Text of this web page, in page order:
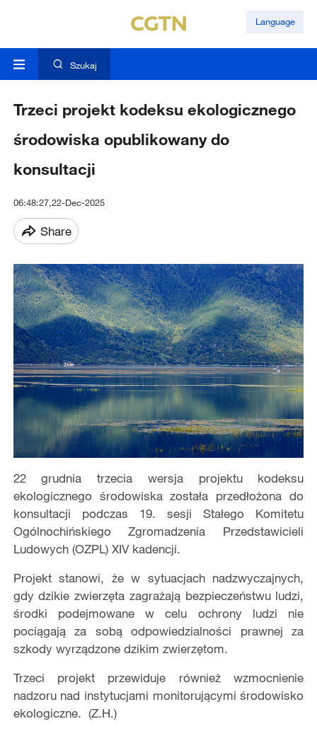
Language
Szukaj
Trzeci projekt kodeksu ekologicznego
środowiska opublikowany do
konsultacji
06:48:27,22-Dec-2025
Share
22 grudnia trzecia wersja projektu kodeksu
ekologicznego środowiska została przedłożona do
konsultacji podczas 19. sesji Stałego Komitetu
Ogólnochińskiego Zgromadzenia Przedstawicieli
Ludowych (OZPL) XIV kadencji.
Projekt stanowi, że w sytuacjach nadzwyczajnych,
gdy dzikie zwierzęta zagrażają bezpieczeństwu ludzi,
środki podejmowane w celu ochrony ludzi nie
pociągają za sobą odpowiedzialności prawnej za
szkody wyrządzone dzikim zwierzętom.
Trzeci projekt przewiduje również wzmocnienie
nadzoru nad instytucjami monitorującymi środowisko
ekologiczne. (Z.H.)